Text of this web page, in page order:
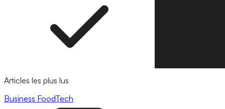
Articles les plus lus
Business FoodTech